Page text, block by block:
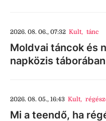
2026. 08. 06., 07:32 Kult, tánc
Moldvai táncok és
napközis táborában
2026. 08. 05., 16:43 Kult,
Mi a teendő, ha